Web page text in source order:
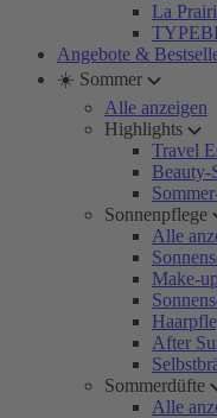
La
Angebote &
☀️ Sommer
Alle anzeigen
Highlights
Travel
Beauty-
Sonnenpflege
Alle
Make-
After
Sommerdüfte
Alle